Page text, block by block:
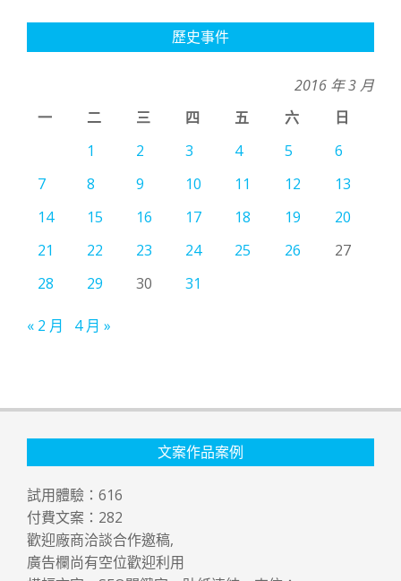
歷史事件
2016 年 3 月
一
二 三 四 五 六
日
1
2 3 4 5
6
7
8 9 10 11 12
13
14
15 16 17 18 19
20
21
22 23 24 25 26
27
28
29 30 31
« 2 月 4 月 »
文案作品案例
試用體驗： 616
付費文案： 282
歡迎廠商洽談合作邀稿,
廣告欄尚有空位歡迎利用